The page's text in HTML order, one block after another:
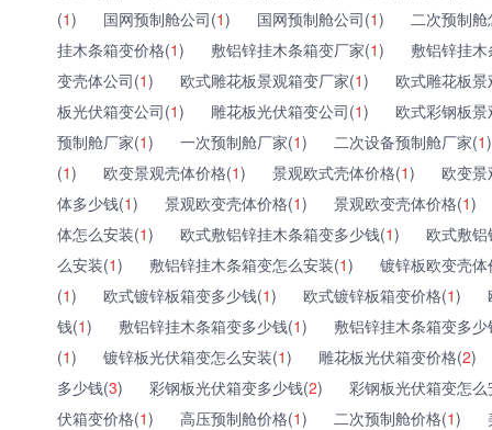
(1) 国网预制舱公司(1) 国网预制舱公司(1)
二次预制
挂木条箱变价格(1) 敷铝锌挂木条箱变厂家(1)
敷铝锌挂
变壳体公司(1) 欧式雕花板景观箱变厂家(1)
欧式雕花板
板光伏箱变公司(1) 雕花板光伏箱变公司(1)
欧式彩钢板
预制舱厂家(1) 一次预制舱厂家(1) 二次设备预制舱厂家(1)
(1) 欧变景观壳体价格(1) 景观欧式壳体价格(1)
欧变
体多少钱(1) 景观欧变壳体价格(1) 景观欧变壳体价格(1)
体怎么安装(1) 欧式敷铝锌挂木条箱变多少钱(1)
欧式敷
么安装(1) 敷铝锌挂木条箱变怎么安装(1)
镀锌板欧变壳
(1) 欧式镀锌板箱变多少钱(1) 欧式镀锌板箱变价格(1)
钱(1) 敷铝锌挂木条箱变多少钱(1)
敷铝锌挂木条箱变多少
(1) 镀锌板光伏箱变怎么安装(1) 雕花板光伏箱变价格(2)
多少钱(3) 彩钢板光伏箱变多少钱(2)
彩钢板光伏箱变怎
伏箱变价格(1) 高压预制舱价格(1) 二次预制舱价格(1)